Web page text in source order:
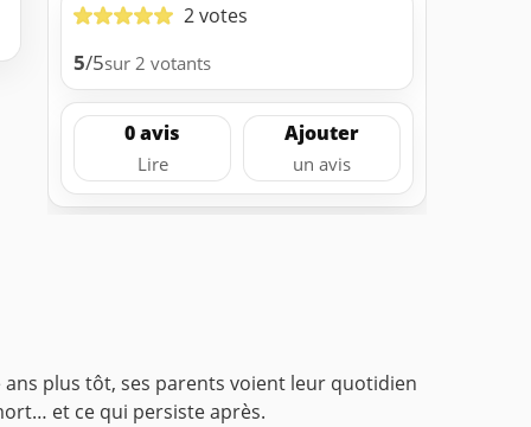
2 votes
5/5sur 2 votants
0 avis
Lire
Ajouter
un avis
plus tôt, ses parents voient leur quotidien
et ce qui persiste après.